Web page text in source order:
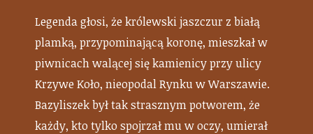
Legenda głosi, że królewski jaszczur z białą
plamką, przypominającą koronę, mieszkał w
piwnicach walącej się kamienicy przy ulicy
Krzywe Koło, nieopodal Rynku w Warszawie.
Bazyliszek był tak strasznym potworem, że
każdy, kto tylko spojrzał mu w oczy, umierał